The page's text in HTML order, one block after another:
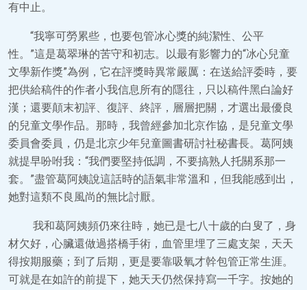
有中止。
“我寧可勞累些，也要包管冰心獎的純潔性、公平
性。”這是葛翠琳的苦守和初志。以最有影響力的“冰心兒童
文學新作獎”為例，它在評獎時異常嚴厲：在送給評委時，要
把供給稿件的作者小我信息所有的隱往，只以稿件黑白論好
漢；還要顛末初評、復評、終評，層層把關，才選出最優良
的兒童文學作品。那時，我曾經參加北京作協，是兒童文學
委員會委員，仍是北京少年兒童圖書研討社秘書長。葛阿姨
就提早吩咐我：“我們要堅持低調，不要搞熟人托關系那一
套。”盡管葛阿姨說這話時的語氣非常溫和，但我能感到出，
她對這類不良風尚的無比討厭。
我和葛阿姨頻仍來往時，她已是七八十歲的白叟了，身
材欠好，心臟還做過搭橋手術，血管里埋了三處支架，天天
得按期服藥；到了后期，更是要靠吸氧才幹包管正常生涯。
可就是在如許的前提下，她天天仍然保持寫一千字。按她的